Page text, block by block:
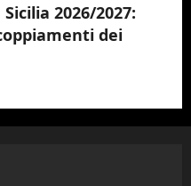
2026/2027:
dei